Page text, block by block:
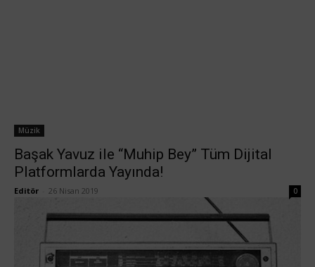
Müzik
Başak Yavuz ile “Muhip Bey” Tüm Dijital
Platformlarda Yayında!
Editör 26 Nisan 2019 0